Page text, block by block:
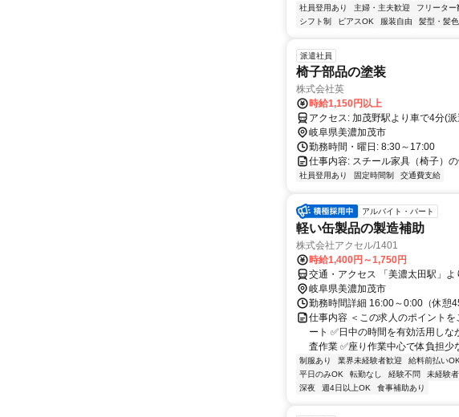
社員登用あり 主婦・主夫歓迎 フリーター
シフト制
ピアスOK 服装自由 髪型・髪
派遣社員
椅子部品の塗装
株式会社英
時給1,150円以上
アクセス: 加茂野駅より車で
岐阜県美濃加茂市
勤務時間・曜日: 8:30～17:00
仕事内容: スチール家具（椅子）
社員登用あり 固定時間制 交通費支給
アルバイト・パート
軽い缶製品の製造補助
株式会社アクセル/1401
時給1,400円～1,750円
交通・アクセス 「美濃太田駅」
岐阜県美濃加茂市
勤務時間詳細 16:00～0:00（休憩
仕事内容 ＜この求人のポイント
ート ✅日中の時間を有効活用し
査作業 ✅座り作業中心で体負担少
制服あり 業界未経験者歓迎 給料前払いOK
平日のみOK
転勤なし 経験不問 未経験
深夜
週4日以上OK 食事補助あり